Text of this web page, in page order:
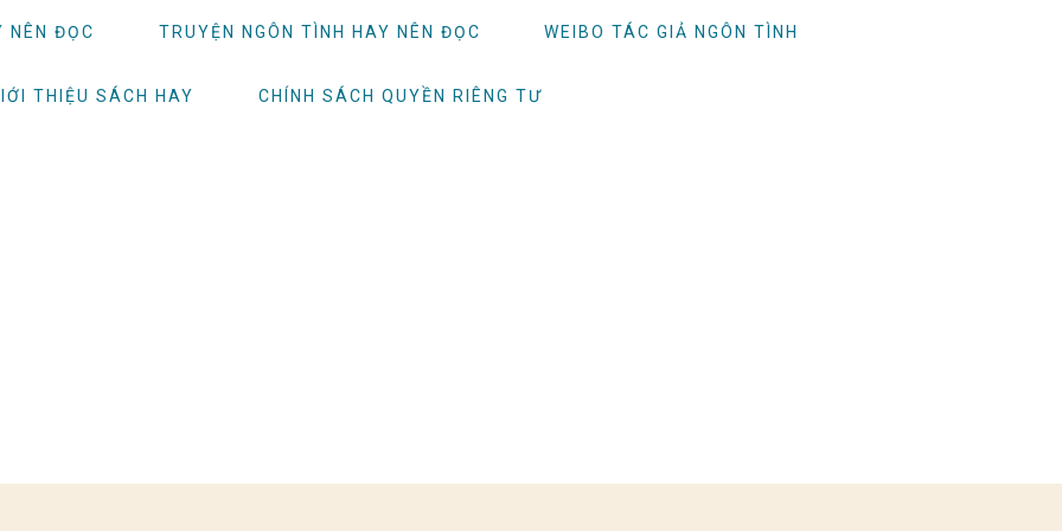
NÊN ĐỌC TRUYỆN NGÔN TÌNH HAY NÊN ĐỌC WEIBO TÁC GIẢ NGÔN TÌNH
THIỆU SÁCH HAY CHÍNH SÁCH QUYỀN RIÊNG TƯ